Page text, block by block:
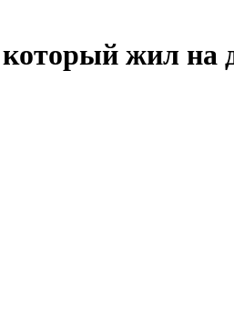
жил на